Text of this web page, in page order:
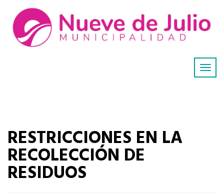
RESTRICCIONES EN LA
RECOLECCIÓN DE
RESIDUOS